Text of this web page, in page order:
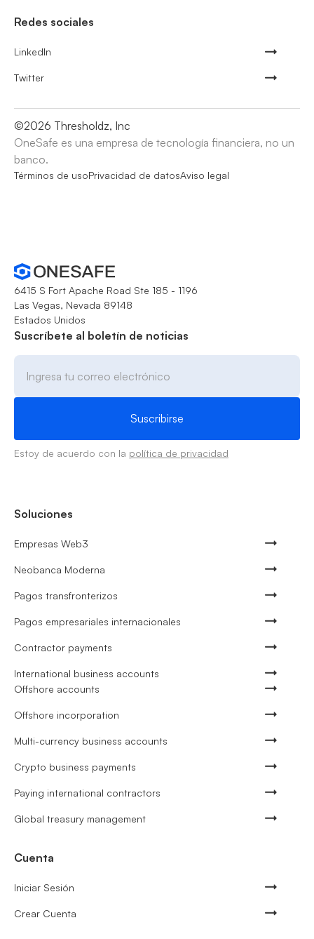
Redes sociales
LinkedIn
Twitter
©2026 Thresholdz, Inc
OneSafe es una empresa de tecnología financiera, no un
banco.
Términos de usoPrivacidad de datosAviso legal
6415 S Fort Apache Road Ste 185 - 1196
Las Vegas, Nevada 89148
Estados Unidos
Suscríbete al boletín de noticias
Estoy de acuerdo con la política de privacidad
Soluciones
Empresas Web3
Neobanca Moderna
Pagos transfronterizos
Pagos empresariales internacionales
Contractor payments
International business accounts
Offshore accounts
Offshore incorporation
Multi-currency business accounts
Crypto business payments
Paying international contractors
Global treasury management
Cuenta
Iniciar Sesión
Crear Cuenta